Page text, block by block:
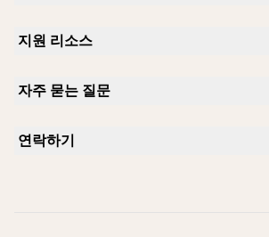
커리어
새 소식 및 보도자료
지원 리소스
사용자 설명서
호환성 가이드
자주 묻는 질문
iPhone을 위한 좋은 헤드셋은 무엇이 있습니까?
연락하기